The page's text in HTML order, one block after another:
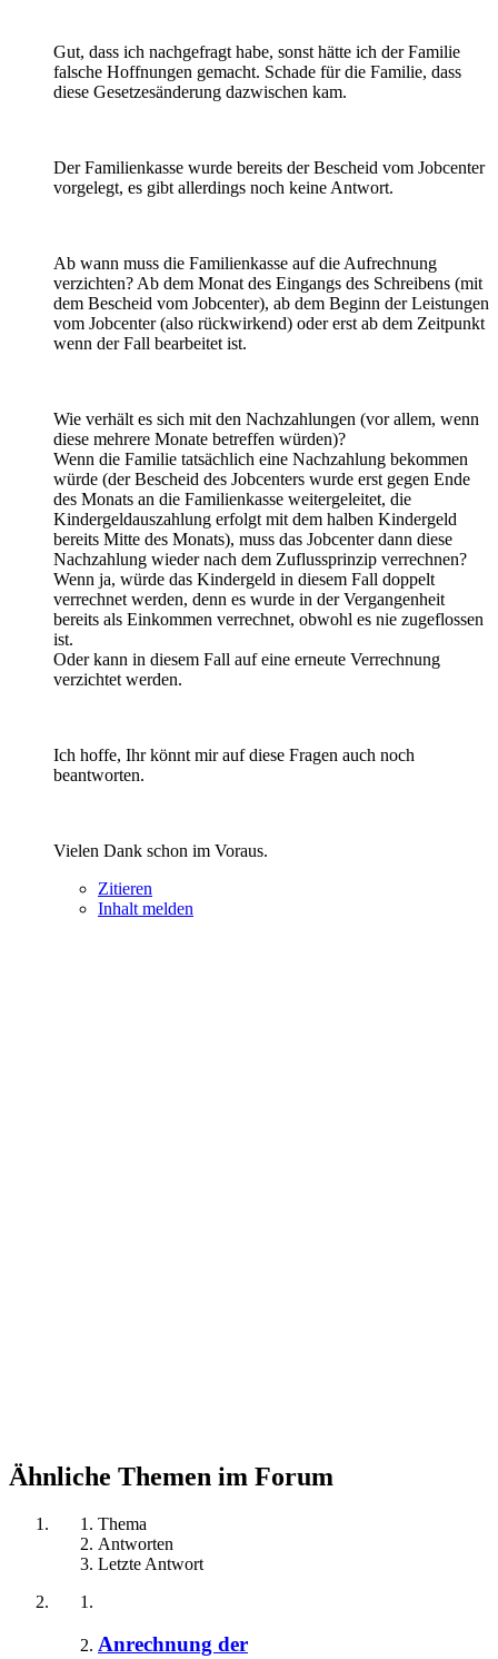
Gut, dass ich nachgefragt habe, sonst hätte ich der Familie
falsche Hoffnungen gemacht. Schade für die Familie, dass
diese Gesetzesänderung dazwischen kam.
Der Familienkasse wurde bereits der Bescheid vom Jobcenter
vorgelegt, es gibt allerdings noch keine Antwort.
Ab wann muss die Familienkasse auf die Aufrechnung
verzichten? Ab dem Monat des Eingangs des Schreibens (mit
dem Bescheid vom Jobcenter), ab dem Beginn der Leistungen
vom Jobcenter (also rückwirkend) oder erst ab dem Zeitpunkt
wenn der Fall bearbeitet ist.
Wie verhält es sich mit den Nachzahlungen (vor allem, wenn
diese mehrere Monate betreffen würden)?
Wenn die Familie tatsächlich eine Nachzahlung bekommen
würde (der Bescheid des Jobcenters wurde erst gegen Ende
des Monats an die Familienkasse weitergeleitet, die
Kindergeldauszahlung erfolgt mit dem halben Kindergeld
bereits Mitte des Monats), muss das Jobcenter dann diese
Nachzahlung wieder nach dem Zuflussprinzip verrechnen?
Wenn ja, würde das Kindergeld in diesem Fall doppelt
verrechnet werden, denn es wurde in der Vergangenheit
bereits als Einkommen verrechnet, obwohl es nie zugeflossen
ist.
Oder kann in diesem Fall auf eine erneute Verrechnung
verzichtet werden.
Ich hoffe, Ihr könnt mir auf diese Fragen auch noch
beantworten.
Vielen Dank schon im Voraus.
Zitieren
Inhalt melden
Ähnliche Themen im Forum
Thema
Antworten
Letzte Antwort
Anrechnung der